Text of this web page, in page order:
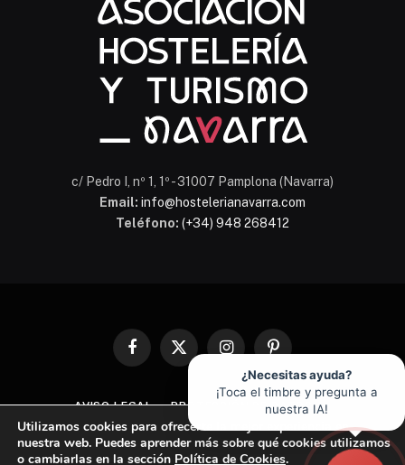
¿Necesitas ayuda?
¡Toca el timbre y pregunta a
nuestra IA!
En línea
c/ Pedro I, nº 1, 1º - 31007 Pamplona (Navarra)
Email: info@hostelerianavarra.com
Teléfono: (+34) 948 268412
Facebook
X
(Twitter)
InstagramPinterest
AVISO LEGAL PROTECCIÓN DE DATOS
POLÍTICA DE COOKIES
Utilizamos cookies para ofrecerte la mejor experiencia en
nuestra web. Puedes aprender más sobre qué cookies utilizamos
o cambiarlas en la sección Política de Cookies.